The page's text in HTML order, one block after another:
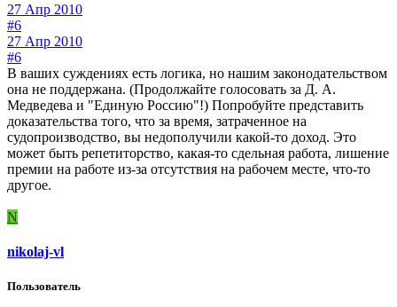
27 Апр 2010
#6
27 Апр 2010
#6
В ваших суждениях есть логика, но нашим законодательством
она не поддержана. (Продолжайте голосовать за Д. А.
Медведева и "Единую Россию"!) Попробуйте представить
доказательства того, что за время, затраченное на
судопроизводство, вы недополучили какой-то доход. Это
может быть репетиторство, какая-то сдельная работа, лишение
премии на работе из-за отсутствия на рабочем месте, что-то
другое.
N
nikolaj-vl
Пользователь